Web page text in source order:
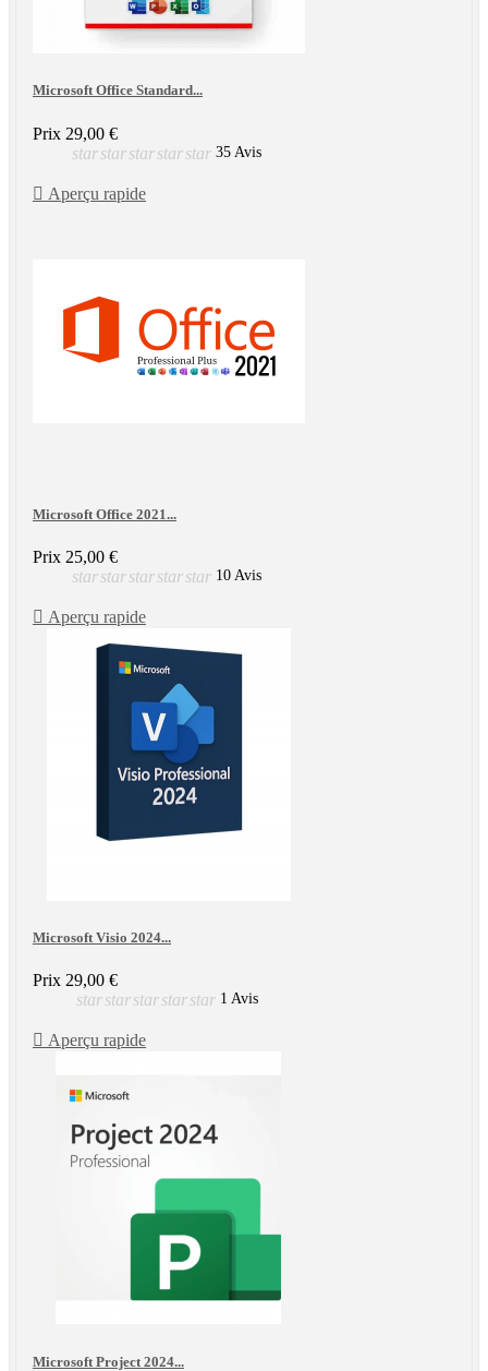
Microsoft Office Standard...
Prix 29,00 €
starstarstarstarstar 35 Avis
 Aperçu rapide
Microsoft Office 2021...
Prix 25,00 €
starstarstarstarstar 10 Avis
 Aperçu rapide
Microsoft Visio 2024...
Prix 29,00 €
star star star star star 1 Avis
 Aperçu rapide
Microsoft Project 2024...